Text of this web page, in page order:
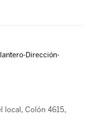
Dirección-
local, Colón 4615,